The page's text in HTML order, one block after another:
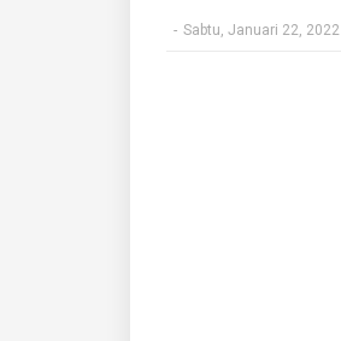
- Sabtu, Januari 22, 2022